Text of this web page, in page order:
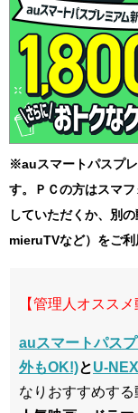
※auスマートパスプ
す。ＰＣの方はスマ
していただくか、別
mieruTVなど）をご利
【管理人オスス
auスマートパス
外もOK!)とU-
なりおすすめする